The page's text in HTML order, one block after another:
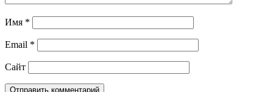
Имя *
Email *
Сайт